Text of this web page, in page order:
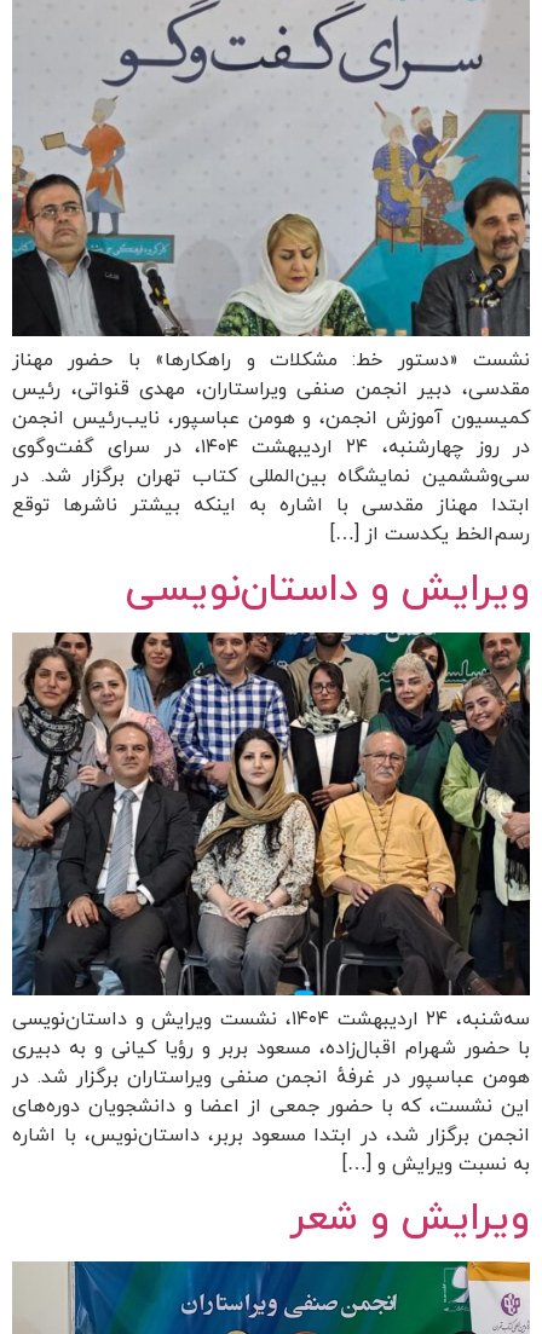
نشست «دستور خط: مشکلات و راهکارها» با حضور مهناز
مقدسی، دبیر انجمن صنفی ویراستاران، مهدی قنواتی، رئیس
کمیسیون آموزش انجمن، و هومن عباسپور، نایب‌رئیس انجمن
در روز چهارشنبه، ۲۴ اردیبهشت ۱۴۰۴، در سرای گفت‌وگوی
سی‌وششمین نمایشگاه بین‌المللی کتاب تهران برگزار شد. در
ابتدا مهناز مقدسی با اشاره به اینکه بیشتر ناشرها توقع
رسم‌الخط یکدست از […]
ویرایش و داستان‌نویسی
سه‌شنبه، ۲۴ اردیبهشت ۱۴۰۴، نشست ویرایش و داستان‌نویسی
با حضور شهرام اقبال‌زاده، مسعود بربر و رؤیا کیانی و به دبیری
هومن عباسپور در غرفهٔ انجمن صنفی ویراستاران برگزار شد. در
این نشست، که با حضور جمعی از اعضا و دانشجویان دوره‌های
انجمن برگزار شد، در ابتدا مسعود بربر، داستان‌نویس، با اشاره
به نسبت ویرایش و […]
ویرایش و شعر